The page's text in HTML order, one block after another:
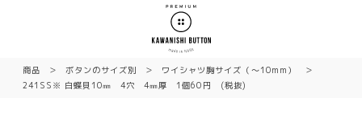
商品 ボタンのサイズ別
ワイシャツ胸サイズ（〜10mm）
241SS※ 白蝶貝10㎜ 4穴 4㎜厚 1個60円 (税抜)